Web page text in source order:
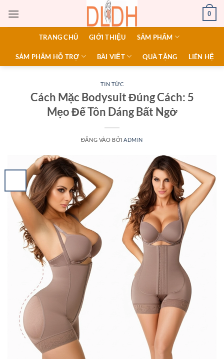
qua
0
TRANG CHỦ GIỚI THIỆU SẢM PHẨM
SẢM PHẨM HỖ TRỢ BÀI VIẾT QUÀ TẶNG LIÊN HỆ
TIN TỨC
Cách Mặc Bodysuit Đúng Cách: 5
Mẹo Để Tôn Dáng Bất Ngờ
ĐĂNG VÀO BỞI ADMIN